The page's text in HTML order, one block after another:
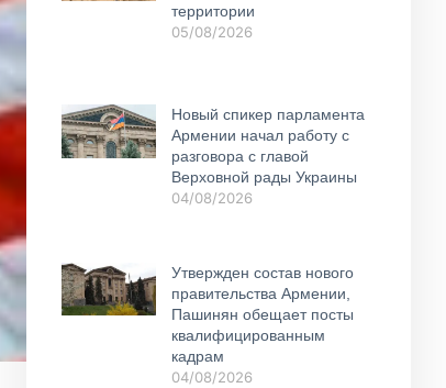
территории
05/08/2026
Новый спикер парламента
Армении начал работу с
разговора с главой
Верховной рады Украины
04/08/2026
Утвержден состав нового
правительства Армении,
Пашинян обещает посты
квалифицированным
кадрам
04/08/2026